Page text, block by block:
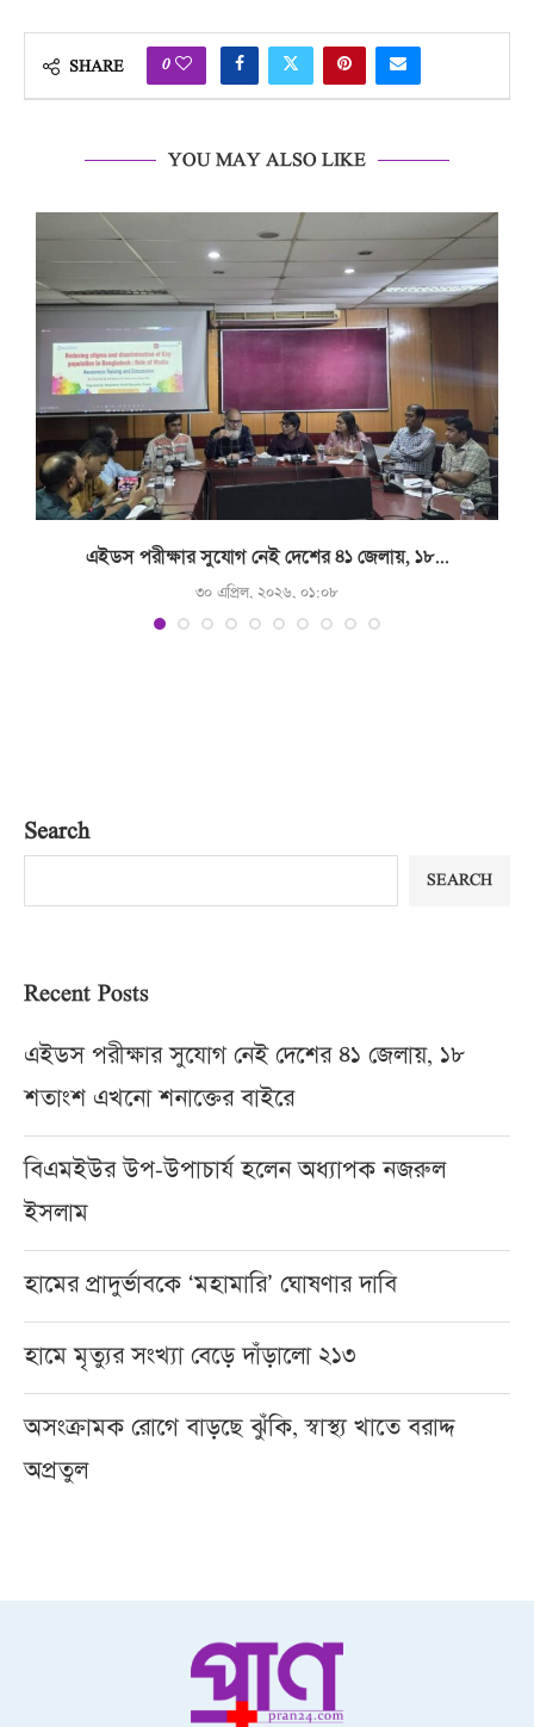
SHARE 0
YOU MAY ALSO LIKE
এইডস পরীক্ষার সুযোগ নেই দেশের ৪১ জেলায়, ১৮...
৩০ এপ্রিল, ২০২৬, ০১:০৮
Search
SEARCH
Recent Posts
এইডস পরীক্ষার সুযোগ নেই দেশের ৪১ জেলায়, ১৮
শতাংশ এখনো শনাক্তের বাইরে
বিএমইউর উপ-উপাচার্য হলেন অধ্যাপক নজরুল
ইসলাম
হামের প্রাদুর্ভাবকে ‘মহামারি’ ঘোষণার দাবি
হামে মৃত্যুর সংখ্যা বেড়ে দাঁড়ালো ২১৩
অসংক্রামক রোগে বাড়ছে ঝুঁকি, স্বাস্থ্য খাতে বরাদ্দ
অপ্রতুল